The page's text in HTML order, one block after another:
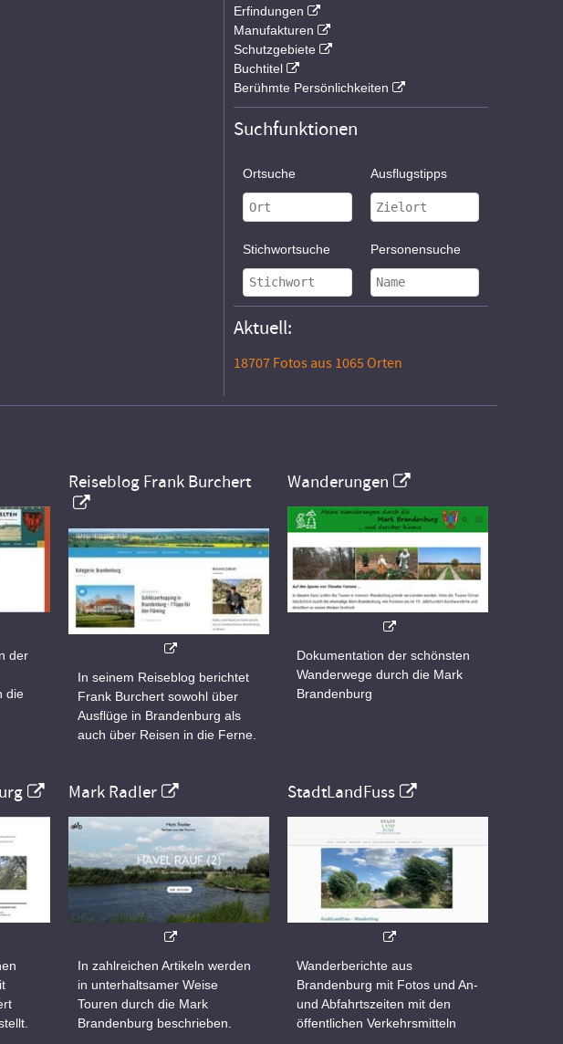
Erfindungen
Manufakturen
Schutzgebiete
Buchtitel
Berühmte Persönlichkeiten
Suchfunktionen
Ortsuche Ausflugstipps
Stichwortsuche Personensuche
Aktuell:
18707 Fotos aus 1065 Orten
der
die
Reiseblog Frank Burchert
In seinem Reiseblog berichtet
Frank Burchert sowohl über
Ausflüge in Brandenburg als
auch über Reisen in die Ferne.
Wanderungen
Dokumentation der schönsten
Wanderwege durch die Mark
Brandenburg
Mark Radler
In zahlreichen Artikeln werden
in unterhaltsamer Weise
Touren durch die Mark
Brandenburg beschrieben.
StadtLandFuss
Wanderberichte aus
Brandenburg mit Fotos und An-
und Abfahrtszeiten mit den
öffentlichen Verkehrsmitteln